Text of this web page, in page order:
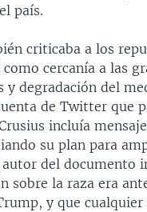
país.
criticaba a los
cercanía a las
y degradación del
de Twitter que
incluía
su plan para
del documento
sobre la raza era
y que